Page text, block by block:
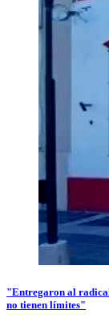
"Entregaron al
no tienen límites"